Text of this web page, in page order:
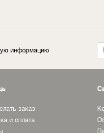
информацию
заказ
и оплата